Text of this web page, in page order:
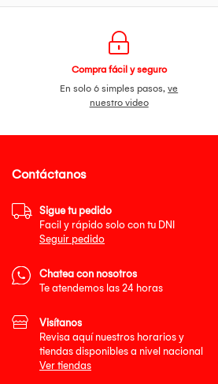
Compra fácil y seguro
En solo 6 simples pasos,ve
nuestro video
Contáctanos
Sigue tu pedido
Facil y rápido solo con tu DNI
Seguir pedido
Chatea con nosotros
Te atendemos las 24 horas
Visítanos
Revisa aquí nuestros horarios y
tiendas disponibles a nivel nacional
Ver tiendas